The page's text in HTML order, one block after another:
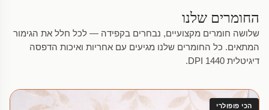
החומרים שלנו
שלושה חומרים מקצועיים, נבחרים בקפידה — לכל חלל את הגימור
המתאים. כל החומרים שלנו מגיעים עם אחריות ואיכות הדפסה
דיגיטלית 1440 DPI.
הכי פופולרי